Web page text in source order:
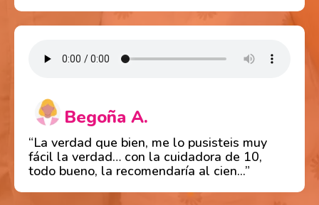
Begoña A.
“La verdad que bien, me lo pusisteis muy
fácil la verdad… con la cuidadora de 10,
todo bueno, la recomendaría al cien...”